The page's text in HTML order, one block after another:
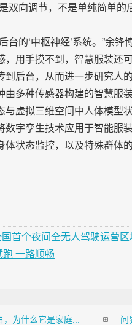
双向调节，不是单纯简单的
台的‘中枢神经’系统。”余
，用手摸不到，智慧服装还
后台，从而进一步研究人
由多种传感器构建的智慧服
与虚拟三维空间中人体模型
数字孪生技术应用于智能服
体状态监控，以及特殊群体
国首个夜间全无人驾驶运营
跑 一路顺畅
为什么它是家庭...
问